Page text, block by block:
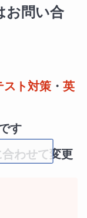
お問い合
スト対策 ・ 英
す
わせて変更
行います